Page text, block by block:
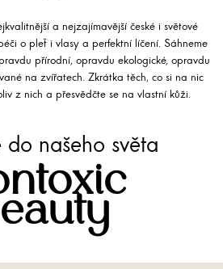
a nejzajímavější české i světové
o pleť i vlasy a perfektní líčení. Sáhneme
přírodní, opravdu ekologické, opravdu
na zvířatech. Zkrátka těch, co si na nic
z nich a přesvědčte se na vlastní kůži.
do našeho světa